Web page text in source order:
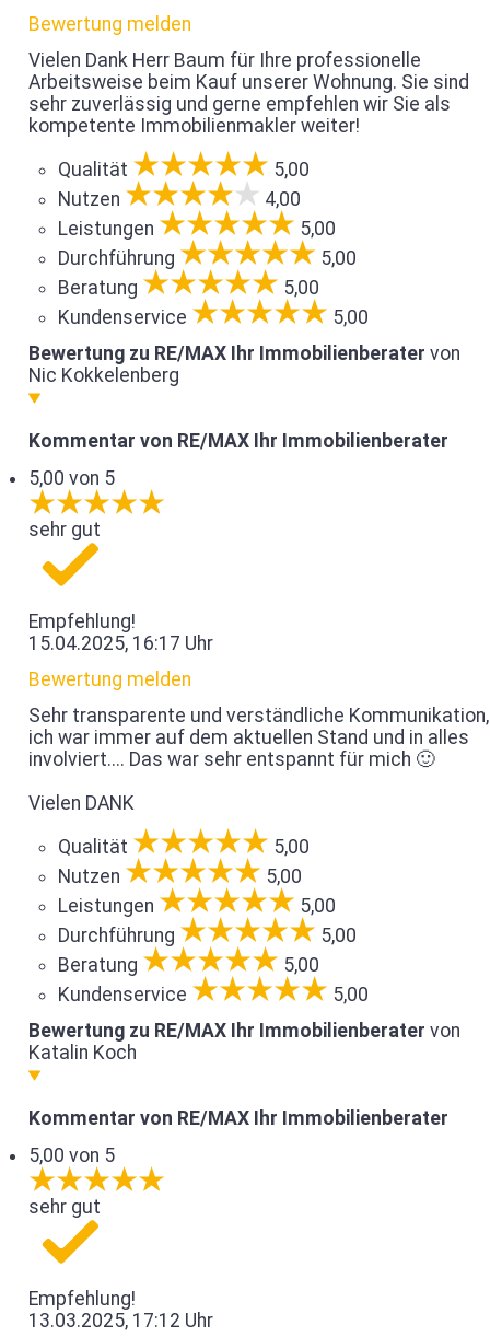
Bewertung melden
Vielen Dank Herr Baum für Ihre professionelle
Arbeitsweise beim Kauf unserer Wohnung. Sie sind
sehr zuverlässig und gerne empfehlen wir Sie als
kompetente Immobilienmakler weiter!
Qualität
5,00
Nutzen
4,00
Leistungen
5,00
Durchführung
5,00
Beratung
5,00
Kundenservice
5,00
Bewertung zu RE/MAX Ihr Immobilienberater von
Nic Kokkelenberg
Kommentar von RE/MAX Ihr Immobilienberater
5,00 von 5
sehr gut
Empfehlung!
15.04.2025, 16:17 Uhr
Bewertung melden
Sehr transparente und verständliche Kommunikation,
ich war immer auf dem aktuellen Stand und in alles
involviert.... Das war sehr entspannt für mich 🙂
Vielen DANK
Qualität
5,00
Nutzen
5,00
Leistungen
5,00
Durchführung
5,00
Beratung
5,00
Kundenservice
5,00
Bewertung zu RE/MAX Ihr Immobilienberater von
Katalin Koch
Kommentar von RE/MAX Ihr Immobilienberater
5,00 von 5
sehr gut
Empfehlung!
13.03.2025, 17:12 Uhr